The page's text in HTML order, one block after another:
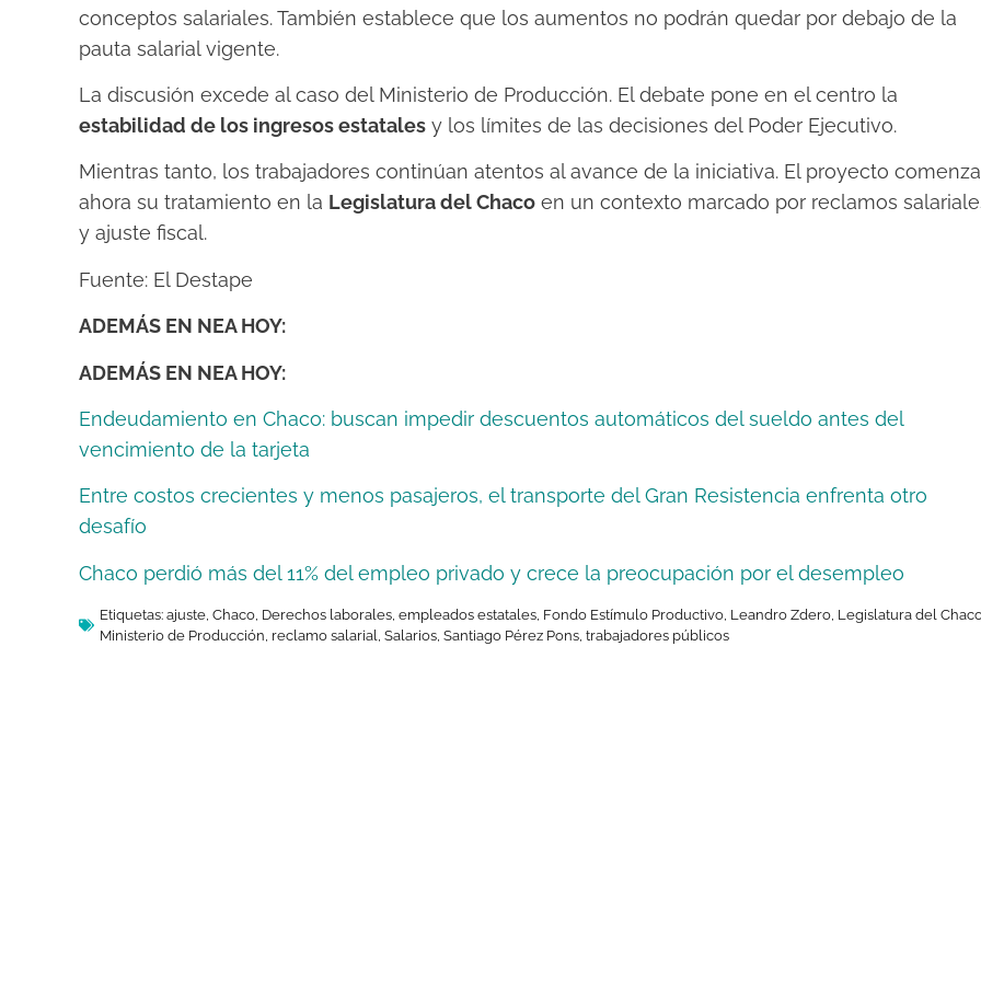
conceptos salariales. También establece que los aumentos no podrán quedar por debajo de la
pauta salarial vigente.
La discusión excede al caso del Ministerio de Producción. El debate pone en el centro la
estabilidad de los ingresos estatales y los límites de las decisiones del Poder Ejecutivo.
Mientras tanto, los trabajadores continúan atentos al avance de la iniciativa. El proyecto
ahora su tratamiento en la Legislatura del Chaco en un contexto marcado por reclamos
y ajuste fiscal.
Fuente: El Destape
ADEMÁS EN NEA HOY:
ADEMÁS EN NEA HOY:
Endeudamiento en Chaco: buscan impedir descuentos automáticos del sueldo antes del
vencimiento de la tarjeta
Entre costos crecientes y menos pasajeros, el transporte del Gran Resistencia enfrenta otro
desafío
Chaco perdió más del 11% del empleo privado y crece la preocupación por el desempleo
Etiquetas: ajuste, Chaco, Derechos laborales, empleados estatales, Fondo Estímulo Productivo, Leandro Zdero, Legislatura del
Ministerio de Producción, reclamo salarial, Salarios, Santiago Pérez Pons, trabajadores públicos